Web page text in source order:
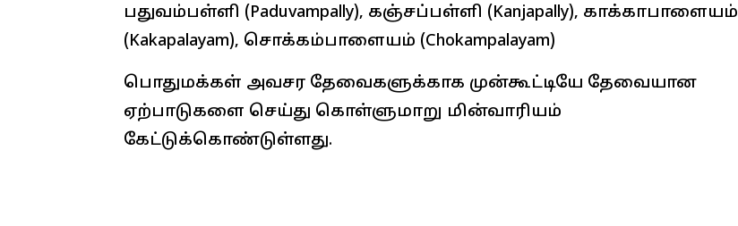
பதுவம்பள்ளி (Paduvampally), கஞ்சப்பள்ளி (Kanjapally), காக்காபாளையம்
(Kakapalayam), சொக்கம்பாளையம் (Chokampalayam)
பொதுமக்கள் அவசர தேவைகளுக்காக முன்கூட்டியே தேவையான
ஏற்பாடுகளை செய்து கொள்ளுமாறு மின்வாரியம்
கேட்டுக்கொண்டுள்ளது.